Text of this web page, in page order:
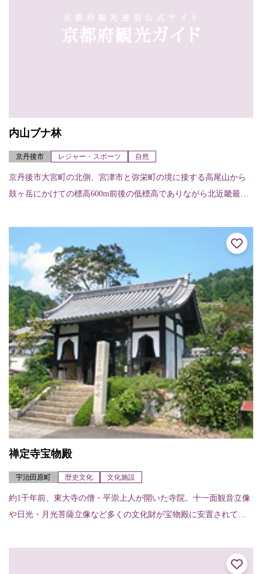
内山ブナ林
京丹後市 レジャー・スポーツ 自然
京丹後市大宮町の北側、宮津市と弥栄町の境に接する高尾山から
鼓ヶ岳にかけての標高600m前後の低標高でありながら北近畿最大
など300種...
禅定寺宝物殿
宇治田原町 歴史文化 文化施設
約1千年前、東大寺の僧・平崇上人が開いた寺院。十一面観音立像
や日光・月光菩薩立像など多くの文化財が宝物殿に安置されてい
大涅槃図』が描かれ...